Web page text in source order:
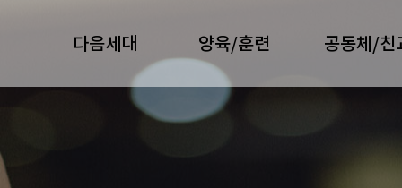
다음세대 양육/훈련 공동체/친